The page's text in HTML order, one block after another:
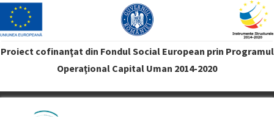
Proiect cofinanţat din Fondul Social European prin Programul
Operaţional Capital Uman 2014-2020